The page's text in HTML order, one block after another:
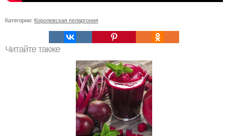
Категории: Королевская пеларгония
Читайте также